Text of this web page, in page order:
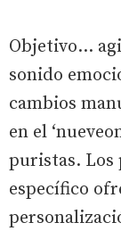
Objetivo…
sonido
cambios
en el
puristas. Los
específico